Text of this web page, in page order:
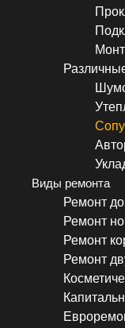
Виды ремонта
Ремонт
Ремонт
Ремонт
Ремонт